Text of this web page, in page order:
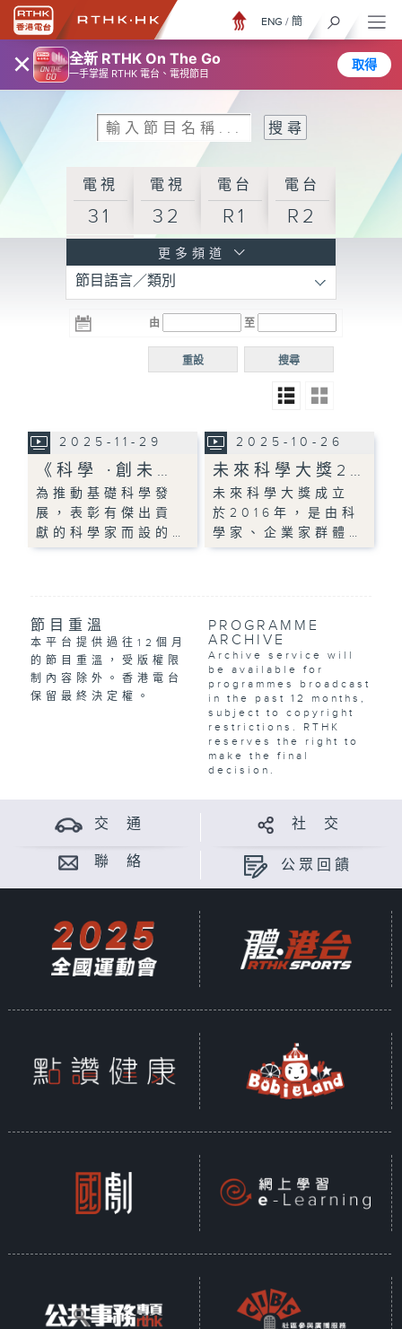
× 全新 RTHK On The Go
一手掌握 RTHK 電台、電視節目
取得
ENG / 簡
電視
31
電視
32
電台
R1
電台
R2
R3
電台 電台
R5
電台
普通
更多頻道
節目語言／類別
由 至
搜尋
重設
2025-11-29
《科學 ∙創未…
為推動基礎科學發
展，表彰有傑出貢
獻的科學家而設的…
2025-10-26
未來科學大獎2…
未來科學大獎成立
於2016年，是由科
學家、企業家群體…
節目重溫
本平台提供過往12個月
的節目重溫，受版權限
制內容除外。香港電台
保留最終決定權。
PROGRAMME
ARCHIVE
Archive service will
be available for
programmes broadcast
in the past 12 months,
subject to copyright
restrictions. RTHK
reserves the right to
make the final
decision.
交 通 社 交
聯 絡 公眾回饋